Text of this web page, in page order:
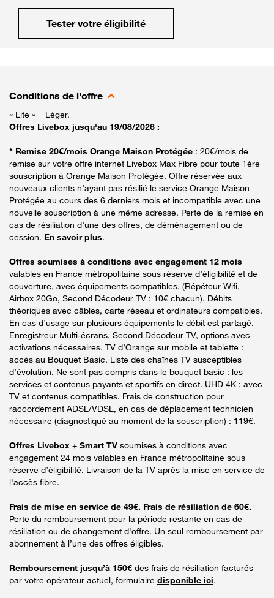
Tester votre éligibilité
Conditions de l'offre
« Lite » = Léger.
Offres Livebox jusqu'au 19/08/2026 :
* Remise 20€/mois Orange Maison Protégée : 20€/mois de
remise sur votre offre internet Livebox Max Fibre pour toute 1ère
souscription à Orange Maison Protégée. Offre réservée aux
nouveaux clients n’ayant pas résilié le service Orange Maison
Protégée au cours des 6 derniers mois et incompatible avec une
nouvelle souscription à une même adresse. Perte de la remise en
cas de résiliation d’une des offres, de déménagement ou de
cession. En savoir plus.
Offres soumises à conditions avec engagement 12 mois
valables en France métropolitaine sous réserve d’éligibilité et de
couverture, avec équipements compatibles. (Répéteur Wifi,
Airbox 20Go, Second Décodeur TV : 10€ chacun). Débits
théoriques avec câbles, carte réseau et ordinateurs compatibles.
En cas d’usage sur plusieurs équipements le débit est partagé.
Enregistreur Multi-écrans, Second Décodeur TV, options avec
activations nécessaires. TV d’Orange sur mobile et tablette :
accès au Bouquet Basic. Liste des chaînes TV susceptibles
d’évolution. Ne sont pas compris dans le bouquet basic : les
services et contenus payants et sportifs en direct. UHD 4K : avec
TV et contenus compatibles. Frais de construction pour
raccordement ADSL/VDSL, en cas de déplacement technicien
nécessaire (diagnostiqué au moment de la souscription) : 119€.
Offres Livebox + Smart TV soumises à conditions avec
engagement 24 mois valables en France métropolitaine sous
réserve d’éligibilité. Livraison de la TV après la mise en service de
l'accès fibre.
Frais de mise en service de 49€. Frais de résiliation de 60€.
Perte du remboursement pour la période restante en cas de
résiliation ou de changement d'offre. Un seul remboursement par
abonnement à l’une des offres éligibles.
Remboursement jusqu’à 150€ des frais de résiliation facturés
par votre opérateur actuel, formulaire disponible ici.